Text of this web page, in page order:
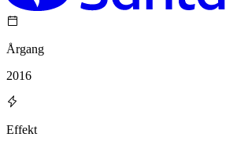
Årgang
2016
Effekt